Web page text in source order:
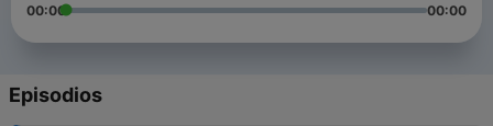
00:00 00:00
Episodios